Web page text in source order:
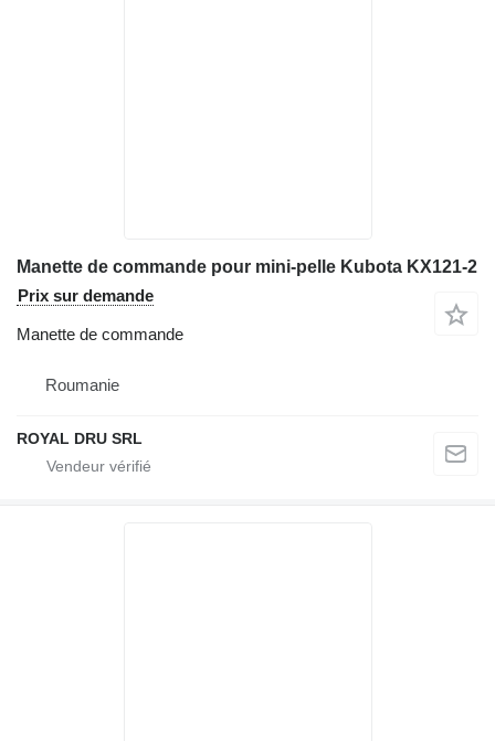
Manette de commande pour mini-pelle Kubota KX121-2
Prix sur demande
Manette de commande
Roumanie
ROYAL DRU SRL